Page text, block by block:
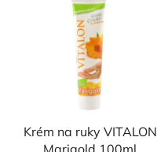
Krém na ruky VITALON